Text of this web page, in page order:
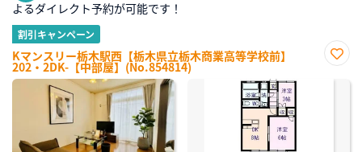
よるダイレクト予約が可能です！
割引キャンペーン
Kマンスリー栃木駅西【栃木県立栃木商業高等学校前】
202・2DK-【中部屋】(No.854814)
に入